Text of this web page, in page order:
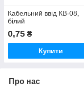
Кабельний ввід КВ-08,
білий
0,75 ₴
Купити
Про нас